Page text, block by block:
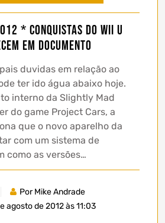
* Conquistas do Wii U
em documento
duvidas em relação ao
ter ido água abaixo hoje.
interno da Slightly Mad
do game Project Cars, a
que o novo aparelho da
com um sistema de
como as versões…
Por Mike Andrade
agosto de 2012 às 11:03